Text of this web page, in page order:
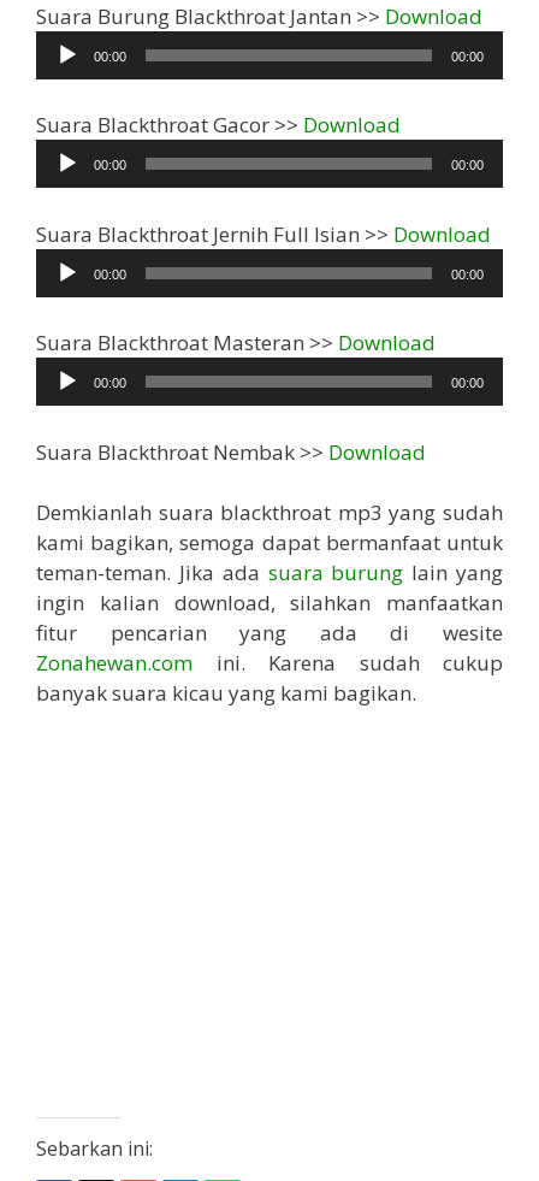
Suara Burung Blackthroat Jantan >> Download
00:00 00:00
Suara Blackthroat Gacor >> Download
Audio
00:00 00:00
Suara Blackthroat Jernih Full Isian >> Download
00:00 00:00
Suara Blackthroat Masteran >> Download
Audio
00:00 00:00
Suara Blackthroat Nembak >> Download
Demkianlah suara blackthroat mp3 yang sudah
kami bagikan, semoga dapat bermanfaat untuk
teman-teman. Jika ada suara burung lain yang
ingin kalian download, silahkan manfaatkan
fitur pencarian yang ada di wesite
Zonahewan.com ini. Karena sudah cukup
banyak suara kicau yang kami bagikan.
Sebarkan ini: